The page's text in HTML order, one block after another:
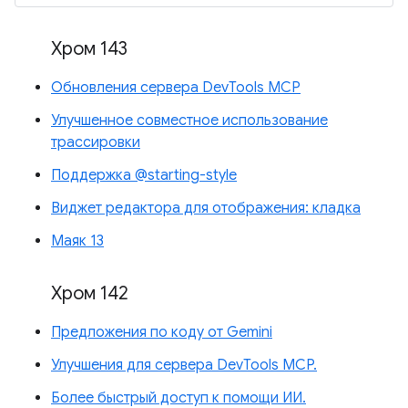
Хром 143
Обновления сервера DevTools MCP
Улучшенное совместное использование
трассировки
Поддержка @starting-style
Виджет редактора для отображения: кладка
Маяк 13
Хром 142
Предложения по коду от Gemini
Улучшения для сервера DevTools MCP.
Более быстрый доступ к помощи ИИ.